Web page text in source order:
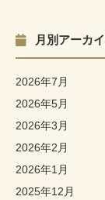
月別アーカ
2026年7月
2026年5月
2026年3月
2026年2月
2026年1月
2025年12月